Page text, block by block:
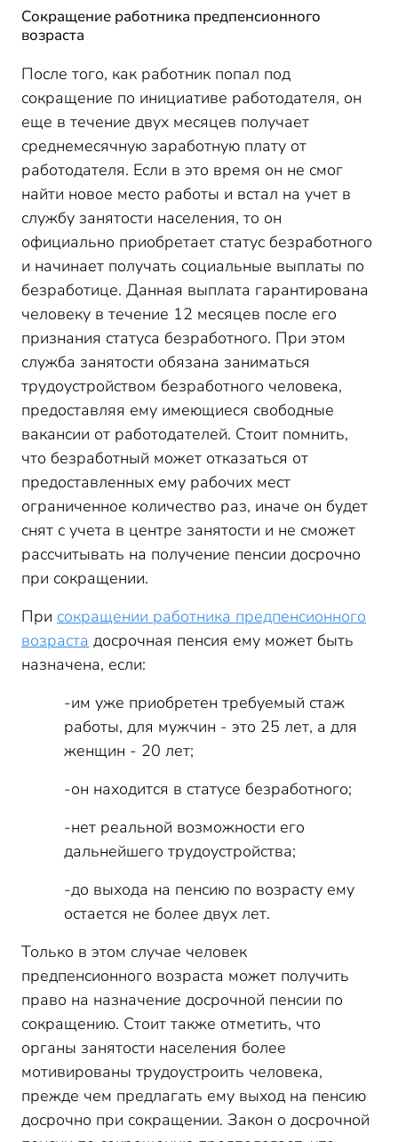
Сокращение работника предпенсионного
возраста
После того, как работник попал под
сокращение по инициативе работодателя, он
еще в течение двух месяцев получает
среднемесячную заработную плату от
работодателя. Если в это время он не смог
найти новое место работы и встал на учет в
службу занятости населения, то он
официально приобретает статус безработного
и начинает получать социальные выплаты по
безработице. Данная выплата гарантирована
человеку в течение 12 месяцев после его
признания статуса безработного. При этом
служба занятости обязана заниматься
трудоустройством безработного человека,
предоставляя ему имеющиеся свободные
вакансии от работодателей. Стоит помнить,
что безработный может отказаться от
предоставленных ему рабочих мест
ограниченное количество раз, иначе он будет
снят с учета в центре занятости и не сможет
рассчитывать на получение пенсии досрочно
при сокращении.
При сокращении работника предпенсионного
возраста досрочная пенсия ему может быть
назначена, если:
-им уже приобретен требуемый стаж
работы, для мужчин - это 25 лет, а для
женщин - 20 лет;
-он находится в статусе безработного;
-нет реальной возможности его
дальнейшего трудоустройства;
-до выхода на пенсию по возрасту ему
остается не более двух лет.
Только в этом случае человек
предпенсионного возраста может получить
право на назначение досрочной пенсии по
сокращению. Стоит также отметить, что
органы занятости населения более
мотивированы трудоустроить человека,
прежде чем предлагать ему выход на пенсию
досрочно при сокращении. Закон о досрочной